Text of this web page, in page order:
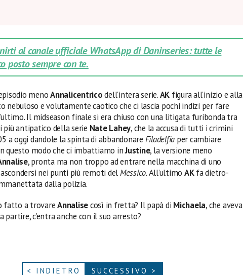
al canale ufficiale WhatsApp di Daninseries: tutte le
posto sempre con te.
menoAnnalicentricodell’intera serie.AK figura all’inizio e alla
nebuloso e volutamente caotico che ci lascia pochi indizi per fare
Il midseason finale si era chiuso con una litigata furibonda tra
più antipatico della serie Nate Lahey, che la accusa di tutti i crimini
a oggi dandole la spinta di abbandonare Filadelfia per cambiare
questo modo che ci imbattiamo inJustine, la versione meno
, pronta ma non troppo ad entrare nella macchina di uno
nei punti più remoti delMessico.All’ultimo AKfa dietro-
dalla polizia.
fatto a trovareAnnalisecosì in fretta? Il papà di Michaela, che aveva
a partire, c’entra anche con il suo arresto?
< INDIETRO SUCCESSIVO >